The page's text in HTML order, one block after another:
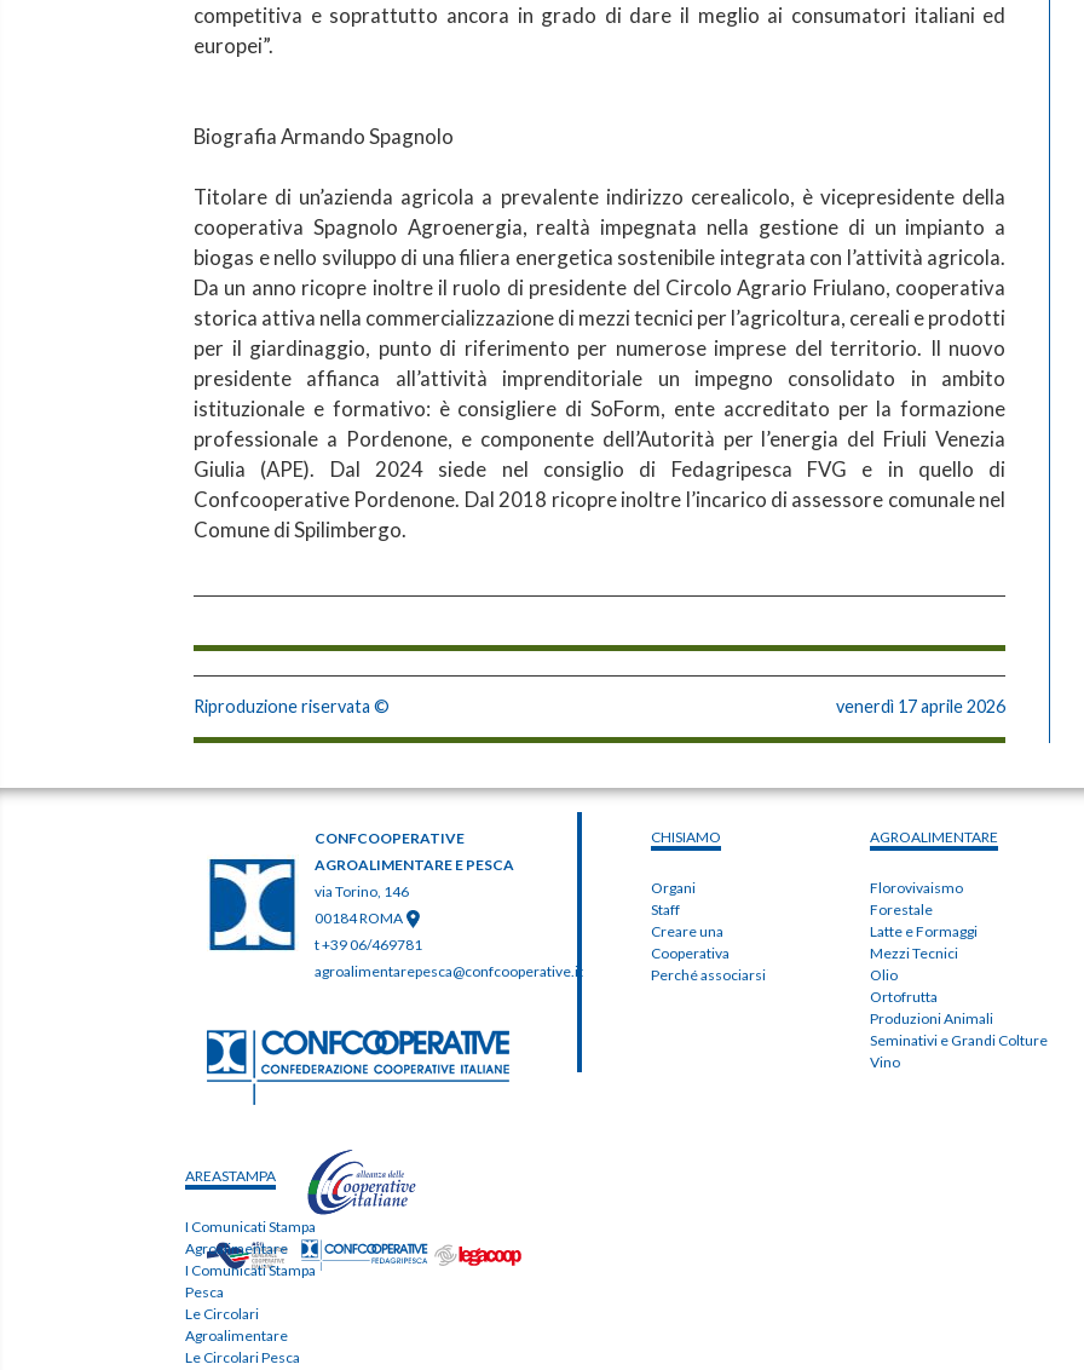
competitiva e soprattutto ancora in grado di dare il meglio ai consumatori italiani ed
europei”.
Biografia Armando Spagnolo
Titolare di un’azienda agricola a prevalente indirizzo cerealicolo, è vicepresidente della
cooperativa Spagnolo Agroenergia, realtà impegnata nella gestione di un impianto a
biogas e nello sviluppo di una filiera energetica sostenibile integrata con l’attività agricola.
Da un anno ricopre inoltre il ruolo di presidente del Circolo Agrario Friulano, cooperativa
storica attiva nella commercializzazione di mezzi tecnici per l’agricoltura, cereali e prodotti
per il giardinaggio, punto di riferimento per numerose imprese del territorio. Il nuovo
presidente affianca all’attività imprenditoriale un impegno consolidato in ambito
istituzionale e formativo: è consigliere di SoForm, ente accreditato per la formazione
professionale a Pordenone, e componente dell’Autorità per l’energia del Friuli Venezia
Giulia (APE). Dal 2024 siede nel consiglio di Fedagripesca FVG e in quello di
Confcooperative Pordenone. Dal 2018 ricopre inoltre l’incarico di assessore comunale nel
Comune di Spilimbergo.
Riproduzione riservata © venerdì 17 aprile 2026
CONFCOOPERATIVE
AGROALIMENTARE E PESCA
via Torino, 146
00184 ROMA
t +39 06/469781
agroalimentarepesca@confcooperative.it
CHISIAMO
Organi
Staff
Creare una
Cooperativa
Perché associarsi
AGROALIMENTARE
Florovivaismo
Forestale
Latte e Formaggi
Mezzi Tecnici
Olio
Ortofrutta
Produzioni Animali
Seminativi e Grandi Colture
Vino
AREASTAMPA
I Comunicati Stampa
Agroalimentare
I Comunicati Stampa
Pesca
Le Circolari
Agroalimentare
Le Circolari Pesca